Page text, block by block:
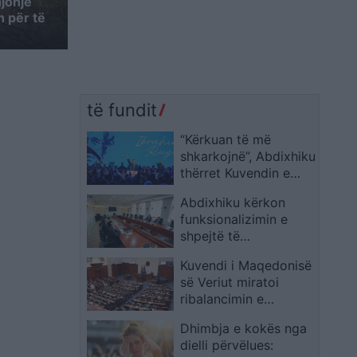
për të
të fundit
“Kërkuan të më
shkarkojnë”, Abdixhiku
thërret Kuvendin e
LDK-së
Abdixhiku kërkon
funksionalizimin e
shpejtë të
takimin me Haddad
Kuvendi i Maqedonisë
së Veriut miratoi
ribalancimin e
Dhimbja e kokës nga
dielli përvëlues: